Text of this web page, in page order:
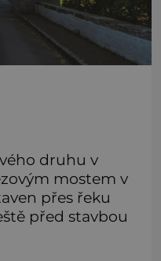
druhu v
mostem v
přes řeku
před stavbou